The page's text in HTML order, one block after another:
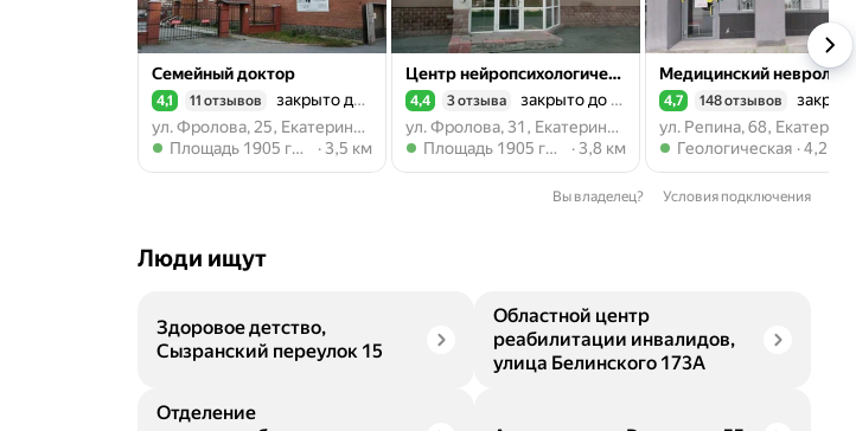
Семейный доктор
Рейтинг 4,1 из 5
4,1 11 отзывов
закрыто до 09:00
ул. Фролова, 25, Екатеринбург
Метро Площадь 1905 года
Площадь 1905 года 3,5 км
Центр нейропсихологического сопровождения детей и семейного консультирования
Рейтинг 4,4 из 5
4,4 3 отзыва
закрыто до 09:00
ул. Фролова, 31, Екатеринбург
Метро Площадь 1905 года
Площадь 1905 года 3,8 км
Рейтинг 4,7 из 5
4,7 148 отзывов
закрыто до 08:00
Метро Геологическая
Геологическая 4,2 км
Вы владелец? Условия подключения
Люди ищут
Здоровое детство,
Сызранский переулок 15
Областной центр
реабилитации инвалидов,
улица Белинского 173А
Отделение